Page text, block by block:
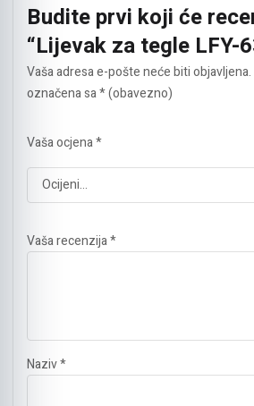
Budite prvi koji će
“Lijevak za tegle LFY-
Vaša adresa e-pošte neće biti objavljena.
označena sa* (obavezno)
Vaša ocjena*
Vaša recenzija*
Naziv*